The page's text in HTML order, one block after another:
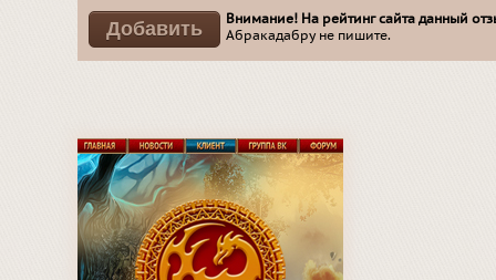
Внимание! На рейтинг сайта данный
Абракадабру не пишите.